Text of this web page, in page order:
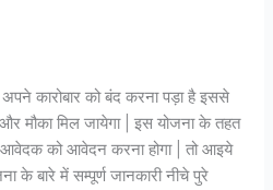
कारोबार को बंद करना पड़ा है इससे
मौका मिल जायेगा | इस योजना के तहत
को आवेदन करना होगा | तो आइये
के बारे में सम्पूर्ण जानकारी नीचे पुरे